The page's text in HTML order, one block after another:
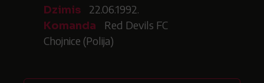
Dzimis 22.06.1992.
Komanda
Red Devils FC
Chojnice (Polija)